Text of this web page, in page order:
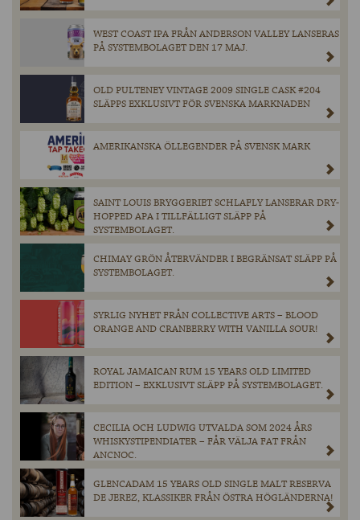
WEST COAST IPA FRÅN ANDERSON VALLEY LANSERAS
PÅ SYSTEMBOLAGET DEN 17 MAJ.
OLD PULTENEY VINTAGE 2009 SINGLE CASK #204
SLÄPPS EXKLUSIVT FÖR SVENSKA MARKNADEN
AMERIKANSKA ÖLLEGENDER PÅ SVENSK MARK
SAINT LOUIS BRYGGERIET SCHLAFLY LANSERAR DRY-
HOPPED APA I TILLFÄLLIGT SLÄPP PÅ
SYSTEMBOLAGET.
CHIMAY GRÖN ÅTERVÄNDER I BEGRÄNSAT SLÄPP PÅ
SYSTEMBOLAGET.
SYRLIG NYHET FRÅN COLLECTIVE ARTS – BLOOD
ORANGE AND CRANBERRY WITH VANILLA SOUR!
ROYAL JAMAICAN RUM 15 YEARS OLD LIMITED
EDITION – EXKLUSIVT SLÄPP PÅ SYSTEMBOLAGET.
CECILIA OCH LUDWIG UTVALDA SOM 2024 ÅRS
WHISKYSTIPENDIATER – FÅR VÄLJA FAT FRÅN
ANCNOC.
GLENCADAM 15 YEARS OLD SINGLE MALT RESERVA
DE JEREZ, KLASSIKER FRÅN ÖSTRA HÖGLÄNDERNA!